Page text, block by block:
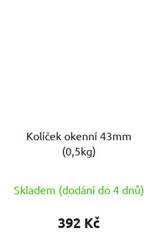
Kolíček okenní 43mm
(0,5kg)
Skladem (dodání do 4 dnů)
392 Kč